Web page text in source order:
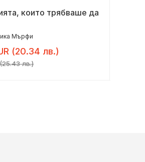
които трябваше да
Мърфи
(20.34 лв.)
лв.)